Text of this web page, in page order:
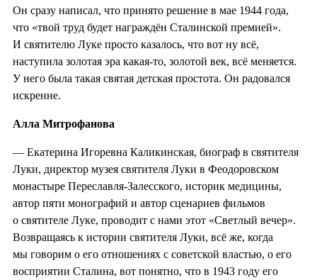
Он сразу написал, что принято решение в мае 1944 года,
что «твой труд будет награждён Сталинской премией».
И святителю Луке просто казалось, что вот ну всё,
наступила золотая эра какая-то, золотой век, всё меняется.
У него была такая святая детская простота. Он радовался
искренне.
Алла Митрофанова
— Екатерина Игоревна Каликинская, биограф в святителя
Луки, директор музея святителя Луки в Феодоровском
монастыре Переславля-Залесского, историк медицины,
автор пяти монографий и автор сценариев фильмов
о святителе Луке, проводит с нами этот «Светлый вечер».
Возвращаясь к истории святителя Луки, всё же, когда
мы говорим о его отношениях с советской властью, о его
восприятии Сталина, вот понятно, что в 1943 году его